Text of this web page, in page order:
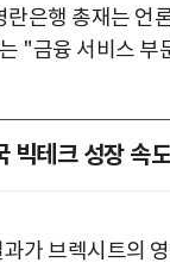
란은행 총재는 언
"금융 서비스
테크 성장 속
가 브렉시트의